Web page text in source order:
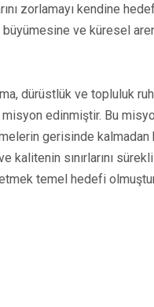
zorlamayı kendine
ve küresel
dürüstlük ve topluluk
edinmiştir. Bu
gerisinde kalmadan
kalitenin sınırlarını
temel hedefi